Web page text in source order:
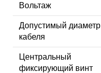
Вольтаж
Допустимый диаметр
кабеля
Центральный
фиксирующий винт